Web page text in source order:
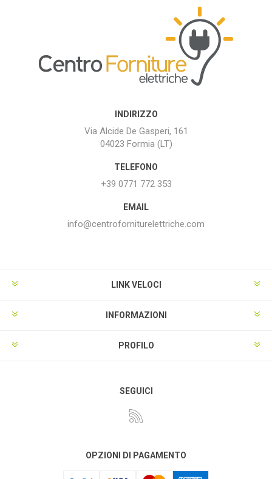
INDIRIZZO
Via Alcide De Gasperi, 161
04023 Formia (LT)
TELEFONO
+39 0771 772 353
EMAIL
info@centroforniturelettriche.com
LINK VELOCI
INFORMAZIONI
PROFILO
SEGUICI
OPZIONI DI PAGAMENTO